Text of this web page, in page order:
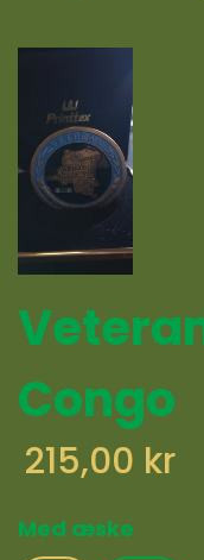
Congo
215,00 kr
Med æske